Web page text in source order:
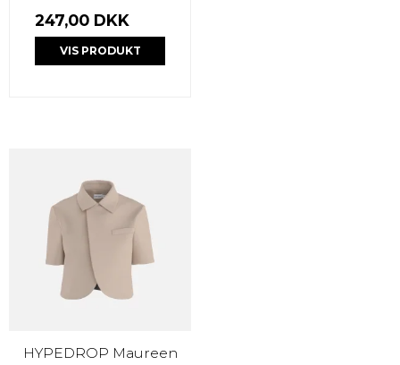
247,00 DKK
VIS PRODUKT
HYPEDROP Maureen